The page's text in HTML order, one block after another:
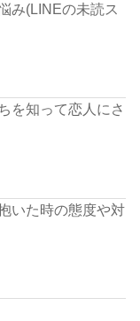
み(LINEの未読ス
を知って恋人にさ
いた時の態度や対